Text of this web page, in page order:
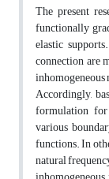
The present
functionally
elastic
connection are
Accordingly,
formulation
various
functions. In
natural